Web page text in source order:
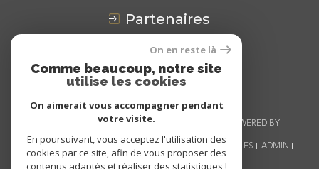
partenaires
Avis
CLIENTS
© 2026 | TOUS DROITS RÉSERVÉS | TRADUCTION POWERED BY
GOOGLE |
NOS HONORAIRES
PLAN DU SITE MENTIONS LÉGALES
ADMIN
NOS LIENS
POLITIQUE RGPD COOKIES
On en reste là
Comme beaucoup, notre site
utilise les cookies
On aimerait vous accompagner pendant
votre visite.
En poursuivant, vous acceptez l'utilisation des
cookies par ce site, afin de vous proposer des
contenus adaptés et réaliser des statistiques !